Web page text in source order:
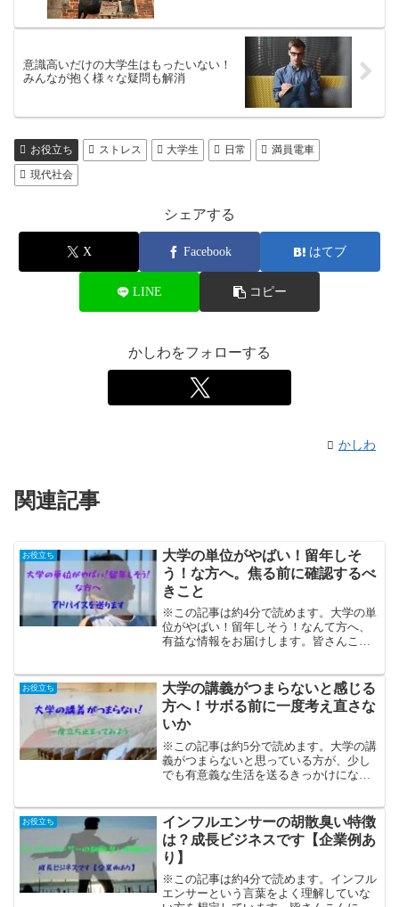
意識高いだけの大学生はもったいない！
みんなが抱く様々な疑問も解消
お役立ち ストレス 大学生 日常
満員電車
現代社会
シェアする
X Facebook はてブ
LINE コピー
かしわをフォローする
かしわ
関連記事
お役立ち
大学の単位がやばい！留年しそ
う！な方へ。焦る前に確認するべ
きこと
※この記事は約4分で読めます。大学の単
位がやばい！留年しそう！なんて方へ、
有益な情報をお届けします。皆さんこん
さると幸せです。大学生が悩むランキン
グ（個人調べ）第一...
お役立ち
大学の講義がつまらないと感じる
方へ！サボる前に一度考え直さな
いか
※この記事は約5分で読めます。大学の講
義がつまらないと思っている方が、少し
でも有意義な生活を送るきっかけになり
かったらフォローお願いします！「大学
の講義がつまら...
お役立ち
インフルエンサーの胡散臭い特徴
は？成長ビジネスです【企業例あ
り】
※この記事は約4分で読めます。インフル
エンサーという言葉をよく理解していな